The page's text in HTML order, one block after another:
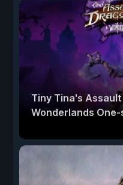
Tiny Tina's
Wonderlands